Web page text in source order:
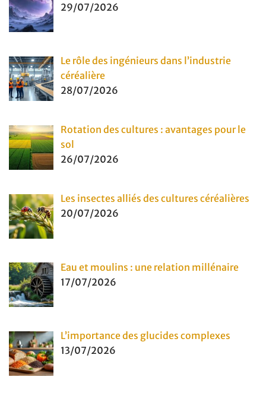
29/07/2026
Le rôle des ingénieurs dans l’industrie
céréalière
28/07/2026
Rotation des cultures : avantages pour le
sol
26/07/2026
Les insectes alliés des cultures céréalières
20/07/2026
Eau et moulins : une relation millénaire
17/07/2026
L’importance des glucides complexes
13/07/2026